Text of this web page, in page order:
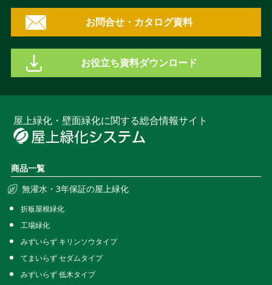
お問合せ・カタログ資料
お役立ち資料ダウンロード
屋上緑化・壁面緑化に関する総合情報サイト
商品一覧
無灌水・3年保証の屋上緑化
折板屋根緑化
工場緑化
みずいらず キリンソウタイプ
てまいらず セダムタイプ
みずいらず 低木タイプ